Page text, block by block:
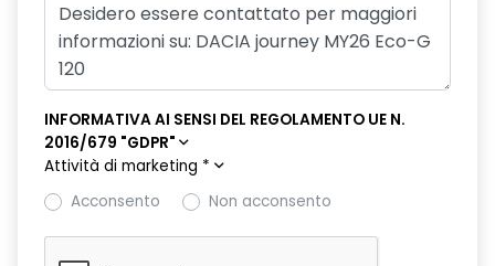
INFORMATIVA AI SENSI DEL REGOLAMENTO UE N.
2016/679 "GDPR"
Attività di marketing *
Acconsento
Non acconsento